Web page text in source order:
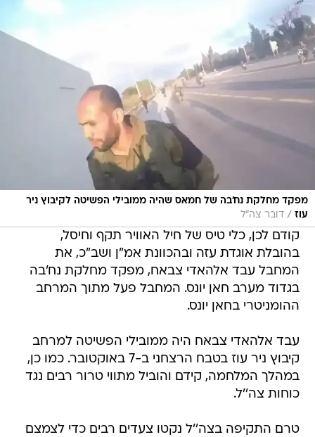
מפקד מחלקת נח׳בה של חמאס שהיה ממובילי הפשיטה לקיבוץ ניר
עוז / דובר צה"ל
קודם לכן, כלי טיס של חיל האוויר תקף וחיסל,
בהובלת אוגדת עזה ובהכוונת אמ"ן ושב"כ, את
המחבל עבד אלהאדי צבאח, מפקד מחלקת נח'בה
בגדוד מערב חאן יונס. המחבל פעל מתוך המרחב
ההומניטרי בחאן יונס.
עבד אלהאדי צבאח היה ממובילי הפשיטה למרחב
קיבוץ ניר עוז בטבח הרצחני ב-7 באוקטובר. כמו כן,
במהלך המלחמה, קידם והוביל מתווי טרור רבים נגד
כוחות צה''ל.
טרם התקיפה בצה''ל נקטו צעדים רבים כדי לצמצם